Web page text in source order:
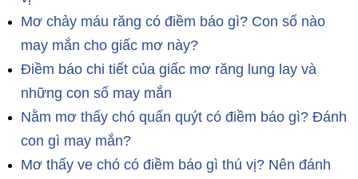
Mơ chảy máu răng có điềm báo gì? Con số nào
may mắn cho giấc mơ này?
Điềm báo chi tiết của giấc mơ răng lung lay và
những con số may mắn
Nằm mơ thấy chó quấn quýt có điềm báo gì? Đánh
con gì may mắn?
Mơ thấy ve chó có điềm báo gì thú vị? Nên đánh